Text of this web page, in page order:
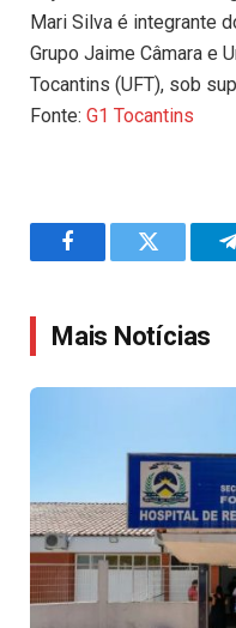
Mari Silva é integrante
Grupo Jaime Câmara e
Tocantins (UFT), sob
Fonte: G1 Tocantins
FacebookTwitter
Mais Notícias